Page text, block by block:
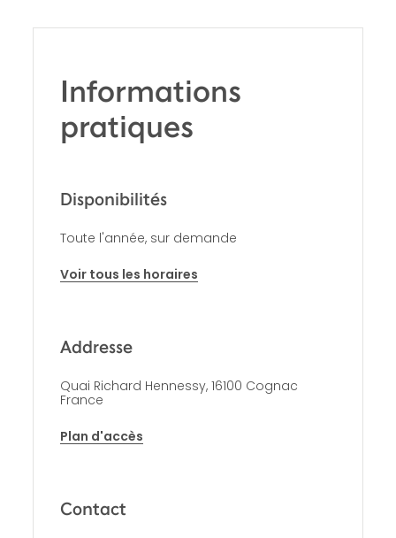
Informations
pratiques
Disponibilités
Toute l'année, sur demande
Voir tous les horaires
Addresse
Quai Richard Hennessy, 16100 Cognac
France
Plan d'accès
Contact